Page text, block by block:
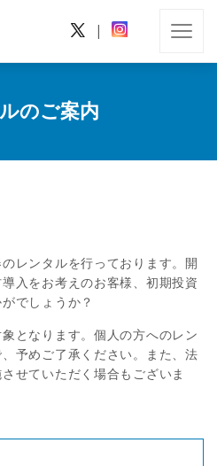
のご案内
レンタルを行っております。開
入をお考えのお客様、初期投資
でしょうか？
となります。個人の方へのレン
予めご了承ください。また、法
せていただく場合もございま